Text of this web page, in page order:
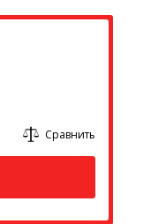
Сравнить